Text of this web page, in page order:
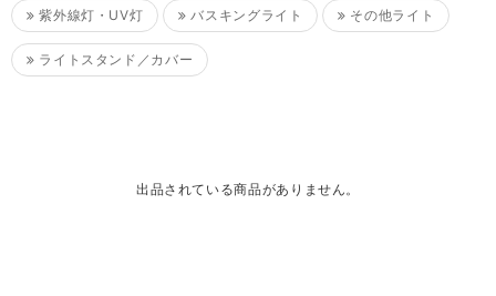
紫外線灯・UV灯 バスキングライト その他ライト
ライトスタンド／カバー
出品されている商品がありません。